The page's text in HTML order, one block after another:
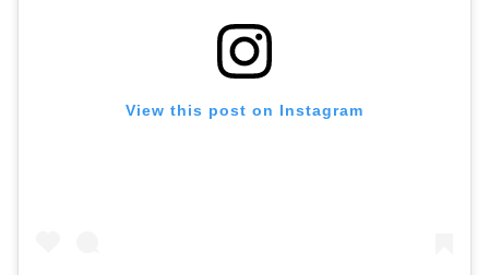
View this post on Instagram